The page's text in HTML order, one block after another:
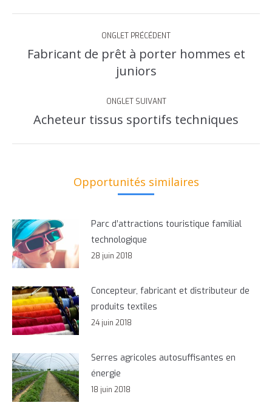
Navigation
de
commentaire
ONGLET PRÉCÉDENT
Onglet
précédent
Fabricant de prêt à porter hommes et
juniors
ONGLET SUIVANT
Onglet
Acheteur tissus sportifs techniques
Opportunités similaires
Parc d’attractions touristique familial
technologique
28 juin 2018
Concepteur, fabricant et distributeur de
produits textiles
24 juin 2018
Serres agricoles autosuffisantes en
énergie
18 juin 2018